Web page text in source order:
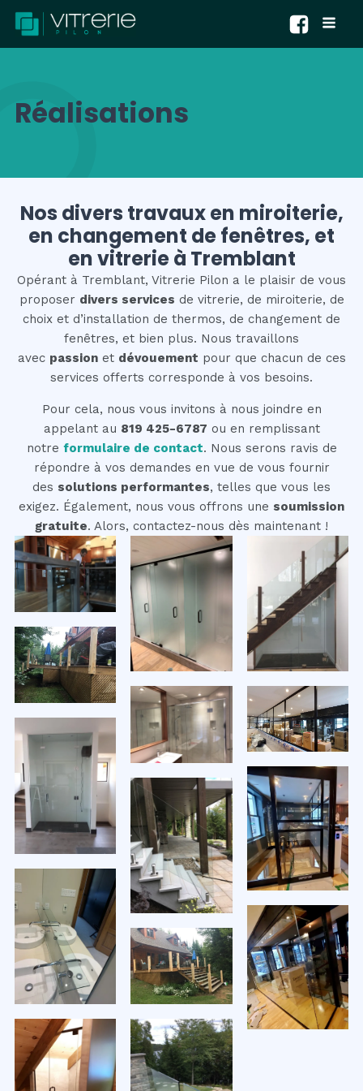
Réalisations
Nos divers travaux en miroiterie,
en changement de fenêtres, et
en vitrerie à Tremblant
Opérant à Tremblant, Vitrerie Pilon a le plaisir de vous
proposer divers services de vitrerie, de miroiterie, de
choix et d’installation de thermos, de changement de
fenêtres, et bien plus. Nous travaillons
avec passionet dévouement pour que chacun de ces
services offerts corresponde à vos besoins.
Pour cela, nous vous invitons à nous joindre en
appelant au 819 425-6787 ou en remplissant
notre formulaire de contact. Nous serons ravis de
répondre à vos demandes en vue de vous fournir
des solutions performantes, telles que vous les
exigez. Également, nous vous offrons une soumission
gratuite. Alors, contactez-nous dès maintenant !